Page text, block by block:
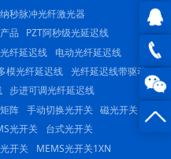
QQ在
线咨
询
0816
纳秒脉冲光纤激光器
品
PZT阿秒级光延迟线
纤延迟线
电动光纤延迟线
模光纤延迟线 光纤延迟线带驱动
步进可调光纤延迟线
阵 手动切换光开关 磁光开关
光开关
台式光开关
开关
MEMS光开关1XN